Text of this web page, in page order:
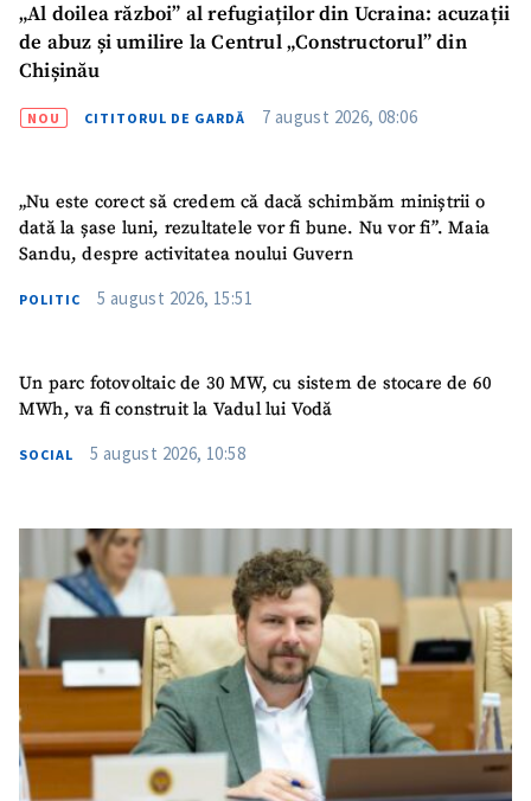
„Al doilea război” al refugiaților din Ucraina: acuzații
de abuz și umilire la Centrul „Constructorul” din
Chișinău
NOU CITITORUL DE GARDĂ 7 august 2026, 08:06
„Nu este corect să credem că dacă schimbăm miniștrii o
dată la șase luni, rezultatele vor fi bune. Nu vor fi”. Maia
Sandu, despre activitatea noului Guvern
POLITIC 5 august 2026, 15:51
Un parc fotovoltaic de 30 MW, cu sistem de stocare de 60
MWh, va fi construit la Vadul lui Vodă
SOCIAL 5 august 2026, 10:58
ȘTIREA MEA
Titlu știre+ Adaugă titlu
Fotografie
+ Încarcă imagine
Link media+ Link media